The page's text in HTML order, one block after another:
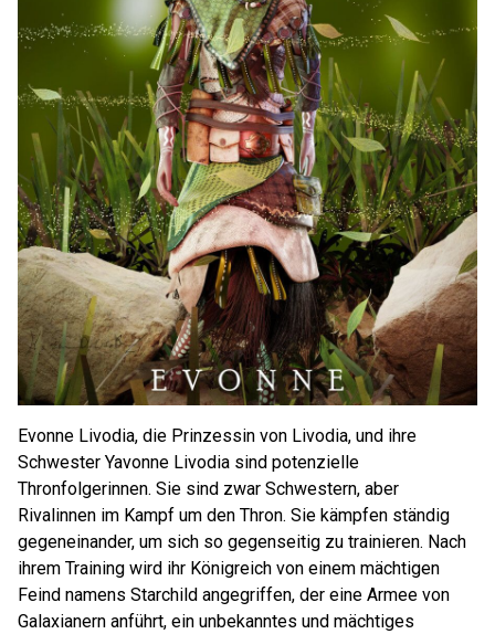
Evonne Livodia, die Prinzessin von Livodia, und ihre
Schwester Yavonne Livodia sind potenzielle
Thronfolgerinnen. Sie sind zwar Schwestern, aber
Rivalinnen im Kampf um den Thron. Sie kämpfen ständig
gegeneinander, um sich so gegenseitig zu trainieren. Nach
ihrem Training wird ihr Königreich von einem mächtigen
Feind namens Starchild angegriffen, der eine Armee von
Galaxianern anführt, ein unbekanntes und mächtiges